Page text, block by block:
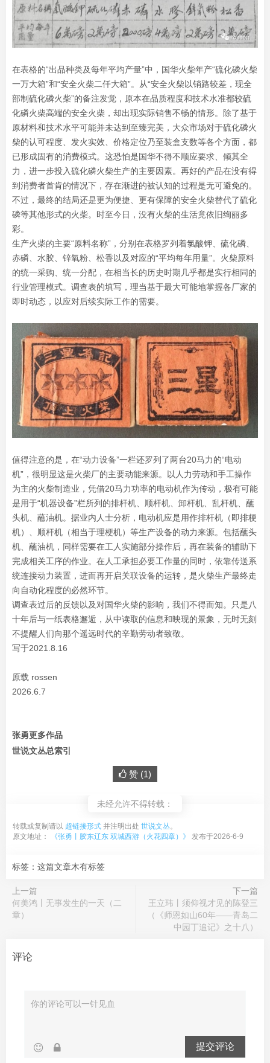
在表格的“出品种类及每年平均产量”中，国华火柴年产“硫化磷火柴
一万大箱”和“安全火柴二仟大箱”。从“安全火柴以销路较差，现全
部制硫化磷火柴”的备注发觉，原本在品质程度和技术水准都较硫
化磷火柴高端的安全火柴，却出现实际销售不畅的情形。除了基于
原材料和技术水平可能并未达到至臻完美，大众市场对于硫化磷火
柴的认可程度、发火实效、价格定位乃至装盒支数等各个方面，都
已形成固有的消费模式。这恐怕是国华不得不顺应要求、倾其全
力，进一步投入硫化磷火柴生产的主要因素。再好的产品在没有得
到消费者首肯的情况下，存在渐进的被认知的过程是无可避免的。
不过，最终的结局还是更为便捷、更有保障的安全火柴替代了硫化
磷等其他形式的火柴。时至今日，没有火柴的生活竟依旧绚丽多
彩。
生产火柴的主要“原料名称”，分别在表格罗列着氯酸钾、硫化磷、
赤磷、水胶、锌氧粉、松香以及对应的“平均每年用量”。火柴原料
的统一采购、统一分配，在相当长的历史时期几乎都是实行相同的
行业管理模式。调查表的填写，理当基于最大可能地掌握各厂家的
即时动态，以应对后续实际工作的需要。
值得注意的是，在“动力设备”一栏还罗列了两台20马力的“电动
机”，很明显这是火柴厂的主要动能来源。以人力劳动和手工操作
为主的火柴制造业，凭借20马力功率的电动机作为传动，极有可能
是用于“机器设备”栏所列的排杆机、顺杆机、卸杆机、乱杆机、蘸
头机、蘸油机。据业内人士分析，电动机应是用作排杆机（即排梗
机）、顺杆机（相当于理梗机）等生产设备的动力来源。包括蘸头
机、蘸油机，同样需要在工人实施部分操作后，再在装备的辅助下
完成相关工序的作业。在人工承担必要工作量的同时，依靠传送系
统连接动力装置，进而再开启关联设备的运转，是火柴生产最终走
向自动化程度的必然环节。
调查表过后的反馈以及对国华火柴的影响，我们不得而知。只是八
十年后与一纸表格邂逅，从中读取的信息和映现的景象，无时无刻
不提醒人们向那个遥远时代的辛勤劳动者致敬。
写于2021.8.16
原载 rossen
2026.6.7
张勇更多作品
世说文丛总索引
赞 (1)
未经允许不得转载：
转载或复制请以 超链接形式 并注明出处 世说文丛。
原文地址：
《张勇丨胶东辽东 双城西游（火花四章）》 发布于2026-6-9
标签：这篇文章木有标签
上一篇
何美鸿丨无事发生的一天（二
章）
下一篇
王立玮丨须仰视才见的陈登三
（《师恩如山60年——青岛二
中园丁追记》之十八）
评论
提交评论